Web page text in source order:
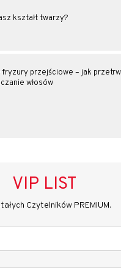
kształt twarzy?
fryzury przejściowe – jak
włosów
VIP LIST
Czytelników PREMIUM.